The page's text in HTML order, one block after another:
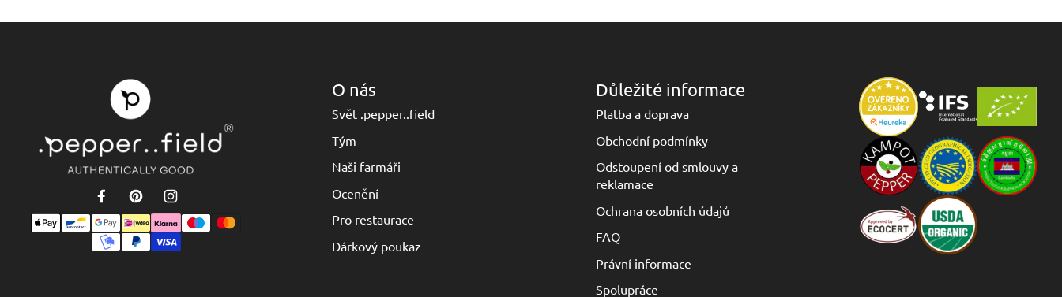
O nás
Svět .pepper..field
Tým
Naši farmáři
Ocenění
Pro restaurace
Dárkový poukaz
Důležité informace
Platba a doprava
Obchodní podmínky
Odstoupení od smlouvy a
reklamace
Ochrana osobních údajů
FAQ
Právní informace
Spolupráce